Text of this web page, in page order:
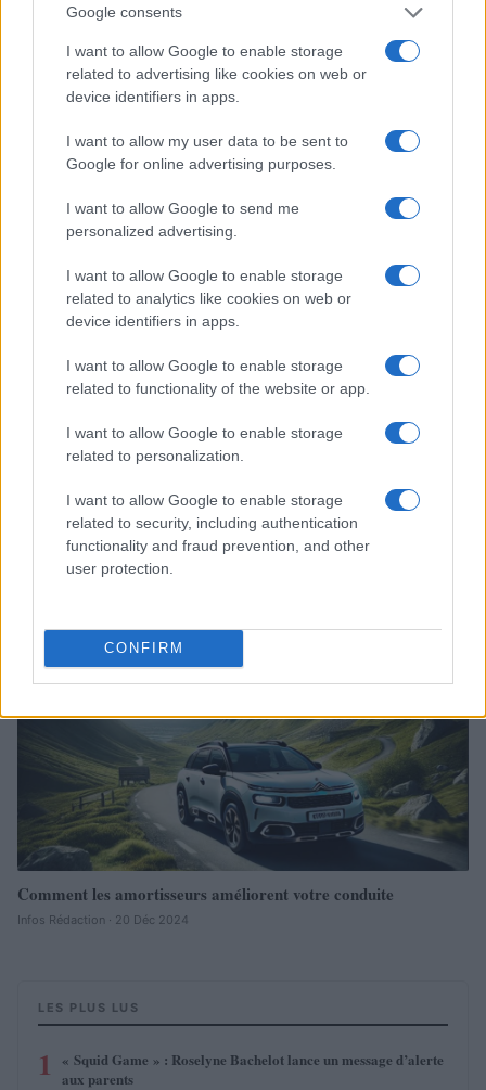
Google consents
I want to allow Google to enable storage
related to advertising like cookies on web or
device identifiers in apps.
I want to allow my user data to be sent to
Google for online advertising purposes.
I want to allow Google to send me
personalized advertising.
I want to allow Google to enable storage
related to analytics like cookies on web or
device identifiers in apps.
I want to allow Google to enable storage
related to functionality of the website or app.
I want to allow Google to enable storage
related to personalization.
I want to allow Google to enable storage
related to security, including authentication
functionality and fraud prevention, and other
user protection.
CONFIRM
AUTOMOBILE
Réparations automobiles 2025: le guide malin pour réduire la
facture
Infos Rédaction · 27 Août 2025
Redazione Online · 28 Fév 2025
Comment les amortisseurs améliorent votre conduite
Infos Rédaction · 20 Déc 2024
LES PLUS LUS
1
« Squid Game » : Roselyne Bachelot lance un message d’alerte
aux parents